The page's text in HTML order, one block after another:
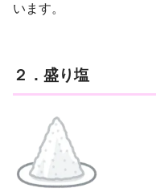
います。
２．盛り塩